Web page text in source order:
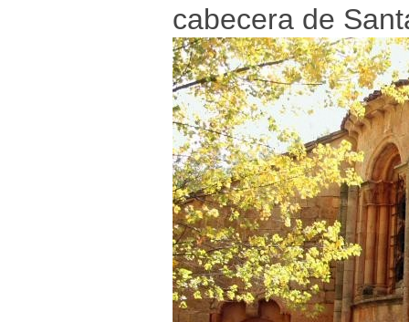
cabecera de